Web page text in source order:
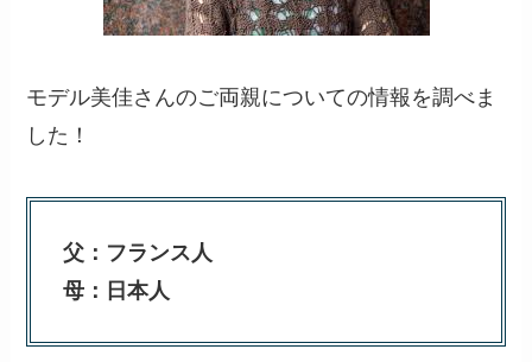
モデル美佳さんのご両親についての情報を調べま
した！
父：フランス人
母：日本人